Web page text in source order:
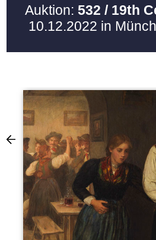
Auktion: 532 / 19th
10.12.2022 in